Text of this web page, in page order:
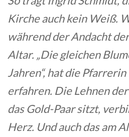
Kirche auch kein Weiß.
während der Andacht
Altar. „Die gleichen
Jahren“, hat die Pfarrerin
erfahren. Die Lehnen
das Gold-Paar sitzt,
Herz. Und auch das am